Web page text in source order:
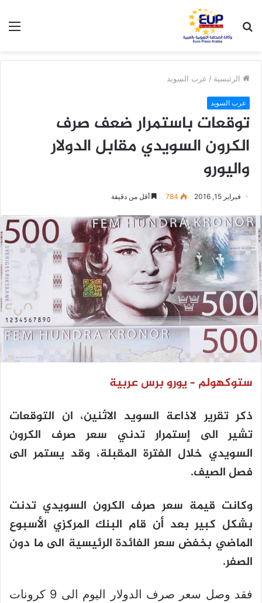
عن
الرئيسية / عرب السويد
عرب السويد
توقعات باستمرار ضعف صرف
الكرون السويدي مقابل الدولار
واليورو
فبراير 15, 2016 784 أقل من دقيقة
ستوكهولم – يورو برس عربية
ذكر تقرير لاذاعة السويد الاثنين، ان التوقعات
تشير الى إستمرار تدني سعر صرف الكرون
السويدي خلال الفترة المقبلة، وقد يستمر الى
فصل الصيف.
وكانت قيمة سعر صرف الكرون السويدي تدنت
بشكل كبير بعد أن قام البنك المركزي الأسبوع
الماضي بخفض سعر الفائدة الرئيسية الى ما دون
الصفر.
فقد وصل سعر صرف الدولار اليوم الى 9 كرونات